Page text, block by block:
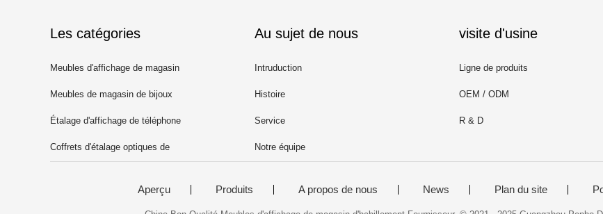
Les catégories
Meubles d'affichage de magasin
d'habillement
Meubles de magasin de bijoux
Étalage d'affichage de téléphone
portable
Coffrets d'étalage optiques de
Au sujet de nous
Intruduction
Histoire
Service
Notre équipe
visite d'usine
Ligne de produits
OEM / ODM
R & D
Aperçu Produits A propos de nous News Plan du site